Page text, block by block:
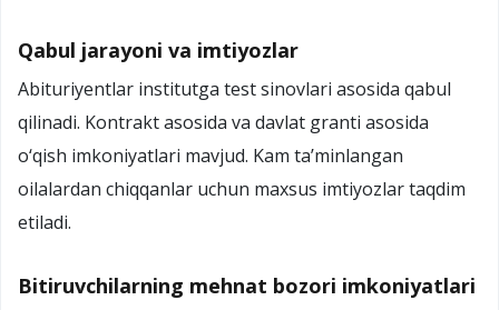
Qabul jarayoni va imtiyozlar
Abituriyentlar institutga test sinovlari asosida qabul
qilinadi. Kontrakt asosida va davlat granti asosida
o‘qish imkoniyatlari mavjud. Kam ta’minlangan
oilalardan chiqqanlar uchun maxsus imtiyozlar taqdim
etiladi.
Bitiruvchilarning mehnat bozori imkoniyatlari